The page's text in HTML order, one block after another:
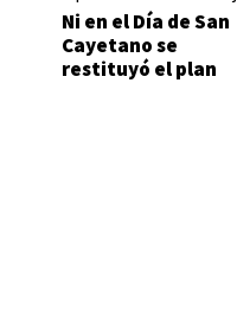
Ni en el Día de San
Cayetano se
restituyó el plan